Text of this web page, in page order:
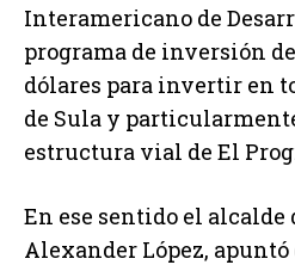
Interamericano de
programa de inversión
dólares para invertir en
de Sula y
estructura vial de El
En ese sentido el alcalde
Alexander López, apuntó